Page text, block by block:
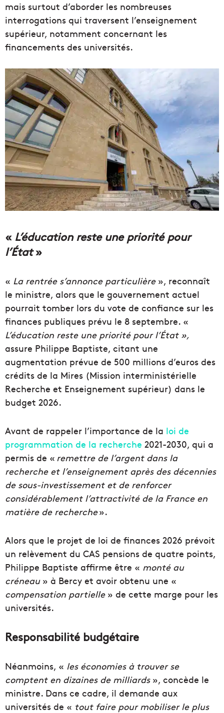
mais surtout d’aborder les nombreuses
interrogations qui traversent l’enseignement
supérieur, notamment concernant les
financements des universités.
« L’éducation reste une priorité pour
l’État»
« La rentrée s’annonce particulière», reconnaît
le ministre, alors que le gouvernement actuel
pourrait tomber lors du vote de confiance sur les
finances publiques prévu le 8 septembre. «
L’éducation reste une priorité pour l’État »,
assure Philippe Baptiste, citant une
augmentation prévue de 500 millions d’euros des
crédits de la Mires (Mission interministérielle
Recherche et Enseignement supérieur) dans le
budget 2026.
Avant de rappeler l’importance de la loi de
programmation de la recherche 2021-2030, qui a
permis de « remettre de l’argent dans la
recherche et l’enseignement après des décennies
de sous-investissement et de renforcer
considérablement l’attractivité de la France en
matière de recherche».
Alors que le projet de loi de finances 2026 prévoit
un relèvement du CAS pensions de quatre points,
Philippe Baptiste affirme être « monté au
créneau» à Bercy et avoir obtenu une «
compensation partielle» de cette marge pour les
universités.
Responsabilité budgétaire
Néanmoins, « les économies à trouver se
comptent en dizaines de milliards», concède le
ministre. Dans ce cadre, il demande aux
universités de « tout faire pour mobiliser le plus